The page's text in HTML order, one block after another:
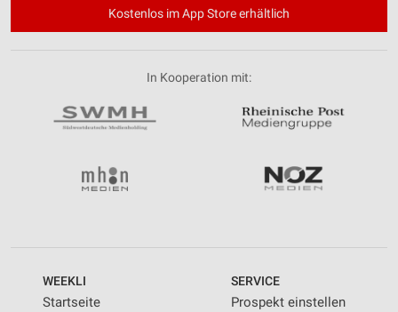
Kostenlos im App Store erhältlich
In Kooperation mit:
WEEKLI
Startseite
SERVICE
Prospekt einstellen